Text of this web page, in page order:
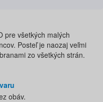
pre všetkých malých
Posteľ je naozaj veľmi
zo všetkých strán.
obáv.